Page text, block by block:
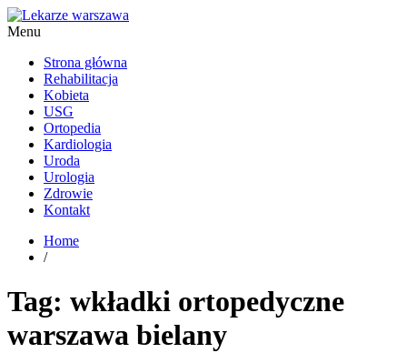
Menu
Strona główna
Rehabilitacja
Kobieta
USG
Ortopedia
Kardiologia
Uroda
Urologia
Zdrowie
Kontakt
Home
/
Tag: wkładki ortopedyczne
warszawa bielany